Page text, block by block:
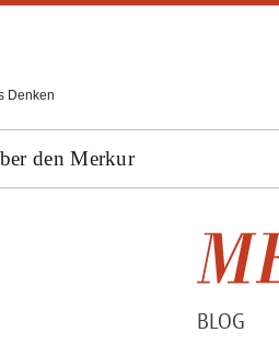
Denken
den Merkur
BLOG